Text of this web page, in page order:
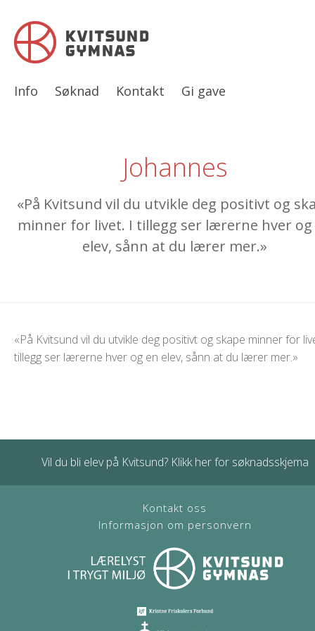
Info Søknad Kontakt Gi gave
Johannes
«På Kvitsund vil du utvikle deg positivt og
minner for livet. I tillegg ser lærerne hver og
elev, sånn at du lærer mer.»
«På Kvitsund vil du utvikle deg positivt og skape minner for
tillegg ser lærerne hver og en elev, sånn at du lærer mer.»
Vil du bli elev på Kvitsund? Klikk her for søknadsskjema
Kontakt oss
Informasjon om personvern